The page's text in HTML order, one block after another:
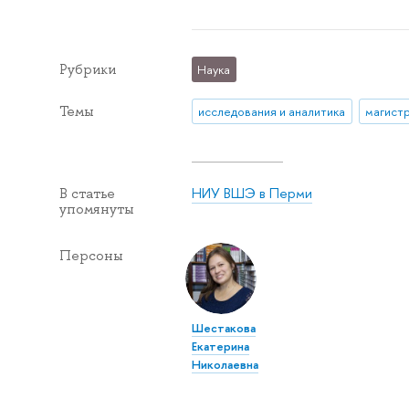
Рубрики Наука
Темы исследования и аналитика
В статье
упомянуты
НИУ ВШЭ в Перми
Персоны
Шестакова
Екатерина
Николаевна